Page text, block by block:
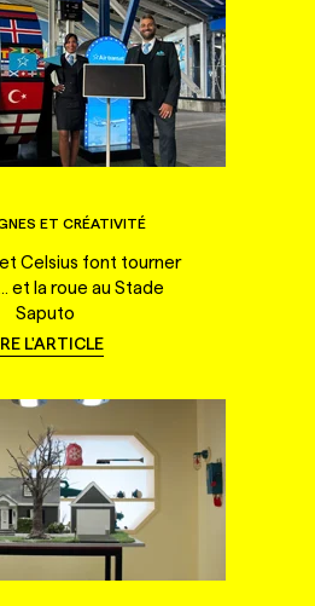
ET CRÉATIVITÉ
Celsius font tourner
et la roue au Stade
Saputo
L'ARTICLE